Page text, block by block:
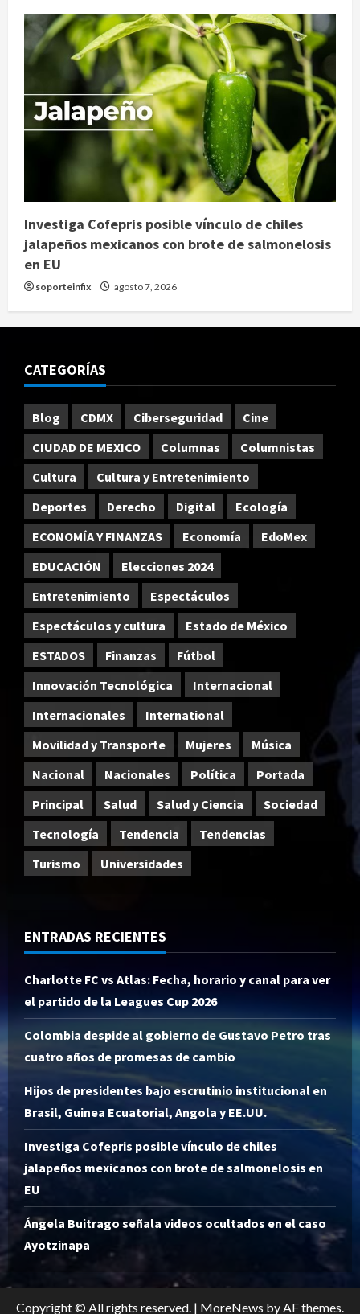
Investiga Cofepris posible vínculo de chiles
jalapeños mexicanos con brote de salmonelosis
en EU
soporteinfix agosto 7, 2026
CATEGORÍAS
Blog CDMX Ciberseguridad
Cine
CIUDAD DE MEXICO
Columnas
Columnistas
Cultura
Cultura y Entretenimiento
Deportes
Derecho Digital
Ecología
ECONOMÍA Y FINANZAS
Economía
EdoMex
EDUCACIÓN
Elecciones 2024
Entretenimiento
Espectáculos
Espectáculos y cultura
Estado de México
ESTADOS
Finanzas
Fútbol
Innovación Tecnológica
Internacional
Internacionales
International
Movilidad y Transporte
Mujeres
Música
Nacional
Nacionales Política
Portada
Principal
Salud Salud y Ciencia
Sociedad
Tecnología
Tendencia
Tendencias
Turismo
Universidades
ENTRADAS RECIENTES
Charlotte FC vs Atlas: Fecha, horario y canal para ver
el partido de la Leagues Cup 2026
Colombia despide al gobierno de Gustavo Petro tras
cuatro años de promesas de cambio
Hijos de presidentes bajo escrutinio institucional en
Brasil, Guinea Ecuatorial, Angola y EE.UU.
Investiga Cofepris posible vínculo de chiles
jalapeños mexicanos con brote de salmonelosis en
EU
Ángela Buitrago señala videos ocultados en el caso
Ayotzinapa
Copyright © All rights reserved. | MoreNews by AF themes.